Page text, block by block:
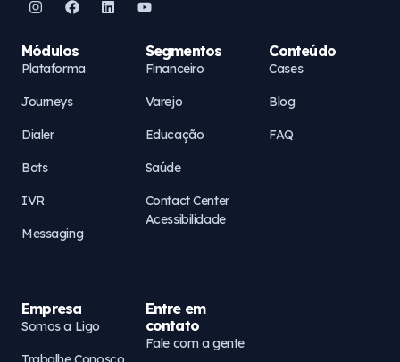
Módulos
Plataforma
Journeys
Dialer
Bots
IVR
Messaging
Segmentos
Financeiro
Varejo
Educação
Saúde
Contact Center
Acessibilidade
Conteúdo
Cases
Blog
FAQ
Empresa
Somos a Ligo
Entre em
contato
Fale com a gente